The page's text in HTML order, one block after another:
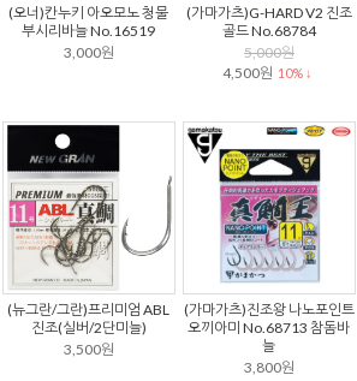
(오너)칸누키 아오모노 청물
부시리바늘 No.16519
3,000원
(가마가츠)G-HARD V2 진조
골드 No.68784
5,000원
4,500원 10% ↓
(뉴그란/그란)프리미엄 ABL
진조(실버/2단미늘)
3,500원
(가마가츠)진조왕 나노포인트
오끼아미 No.68713 참돔바
늘
3,800원